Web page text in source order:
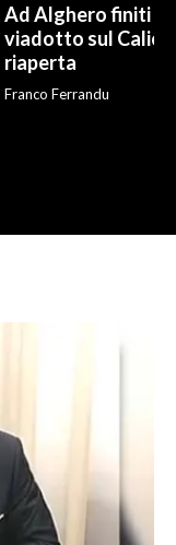
Ad Alghero finiti i
viadotto sul
riaperta
Franco Ferrandu